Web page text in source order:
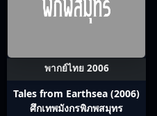
พากย์ไทย 2006
Tales from Earthsea (2006)
ศึกเทพมังกรพิภพสมุทร